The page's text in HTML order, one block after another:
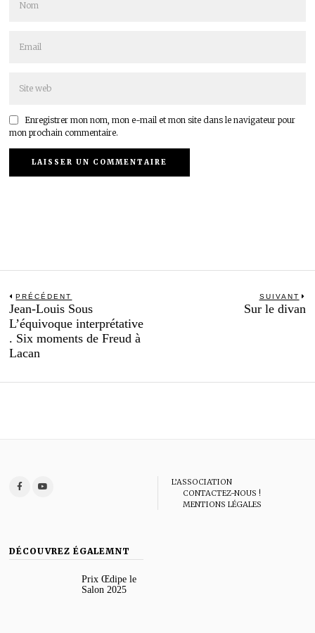
Enregistrer mon nom, mon e-mail et mon site dans le navigateur pour
mon prochain commentaire.
Navigation
de
l’article
PRÉCÉDENT
Previous
post:
Jean-Louis Sous
L’équivoque interprétative
. Six moments de Freud à
Lacan
SUIVANT
Sur le divan
L’ASSOCIATION
CONTACTEZ-NOUS !
MENTIONS LÉGALES
DÉCOUVREZ ÉGALEMNT
Prix Œdipe le
Salon 2025